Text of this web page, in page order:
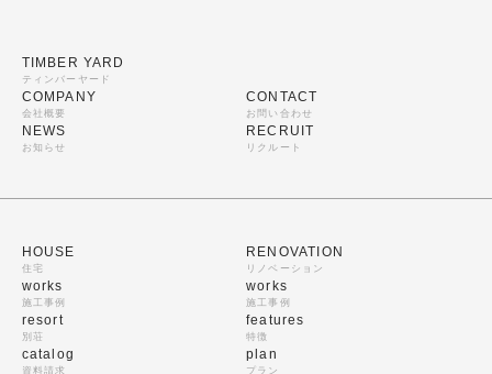
TIMBER YARD
ティンバーヤード
COMPANY
会社概要
NEWS
お知らせ
CONTACT
お問い合わせ
RECRUIT
リクルート
HOUSE
住宅
works
施工事例
resort
別荘
catalog
資料請求
RENOVATION
リノベーション
works
施工事例
features
特徴
plan
プラン